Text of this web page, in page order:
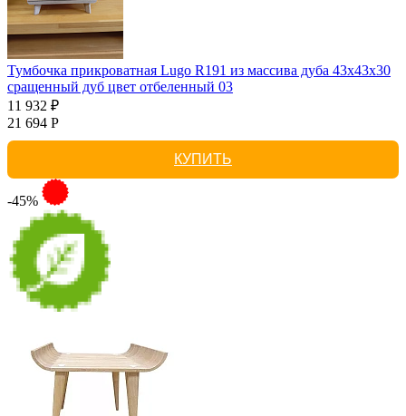
Тумбочка прикроватная Lugo R191 из массива дуба 43х43х30
сращенный дуб цвет отбеленный 03
11 932 ₽
21 694 Р
КУПИТЬ
-45%